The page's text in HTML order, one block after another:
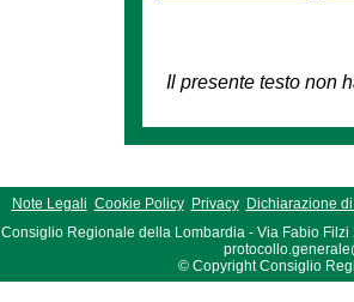
Il presente testo non
Note Legali Cookie Policy Privacy
Dichiarazione
Consiglio Regionale della Lombardia - Via Fabio Filzi
© Copyright Consiglio